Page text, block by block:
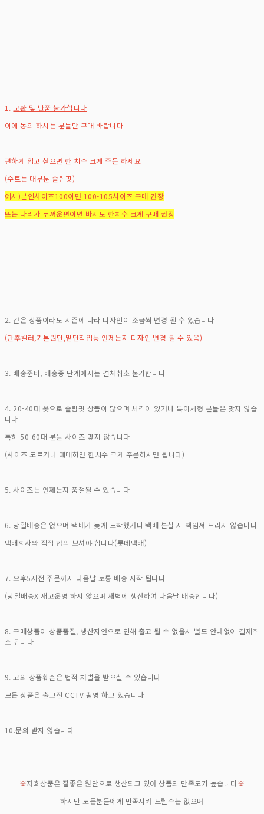
1.교환 및 반품 불가합니다
이에 동의 하시는 분들만 구매 바랍니다
편하게 입고 싶으면 한 치수 크게 주문 하세요
(수트는 대부분 슬림핏)
예시)본인사이즈100이면 100-105사이즈 구매 권장
또는 다리가 두꺼운편이면 바지도 한치수 크게 구매 권장
2. 같은 상품이라도 시즌에 따라 디자인이 조금씩 변경 될 수 있습니다
(단추컬러,기본원단,밑단작업등 언제든지 디자인 변경 될 수 있음)
3. 배송준비, 배송중 단계에서는 결체취소 불가합니다
4. 20-40대 옷으로 슬림핏 상품이 많으며 체격이 있거나 특이체형 분들은 맞지 않습
니다
특히 50-60대 분들 사이즈 맞지 않습니다
(사이즈 모르거나 애매하면 한치수 크게 주문하시면 됩니다)
5. 사이즈는 언제든지 품절될 수 있습니다
6. 당일배송은 없으며 택배가 늦게 도착했거나 택배 분실 시 책임져 드리지 않습니다
택배회사와 직접 협의 보셔야 합니다(롯데택배)
7. 오후5시전 주문까지 다음날 보통 배송 시작 됩니다
(당일배송X 재고운영 하지 않으며 새벽에 생산하여 다음날 배송합니다)
8. 구매상품이 상품품절, 생산지연으로 인해 출고 될 수 없을시 별도 안내없이 결제취
소 됩니다
9. 고의 상품훼손은 법적 처벌을 받으실 수 있습니다
모든 상품은 출고전 CCTV 촬영 하고 있습니다
10.문의 받지 않습니다
※저희상품은 질좋은 원단으로 생산되고 있어 상품의 만족도가 높습니다※
하지만 모든분들에게 만족시켜 드릴수는 없으며